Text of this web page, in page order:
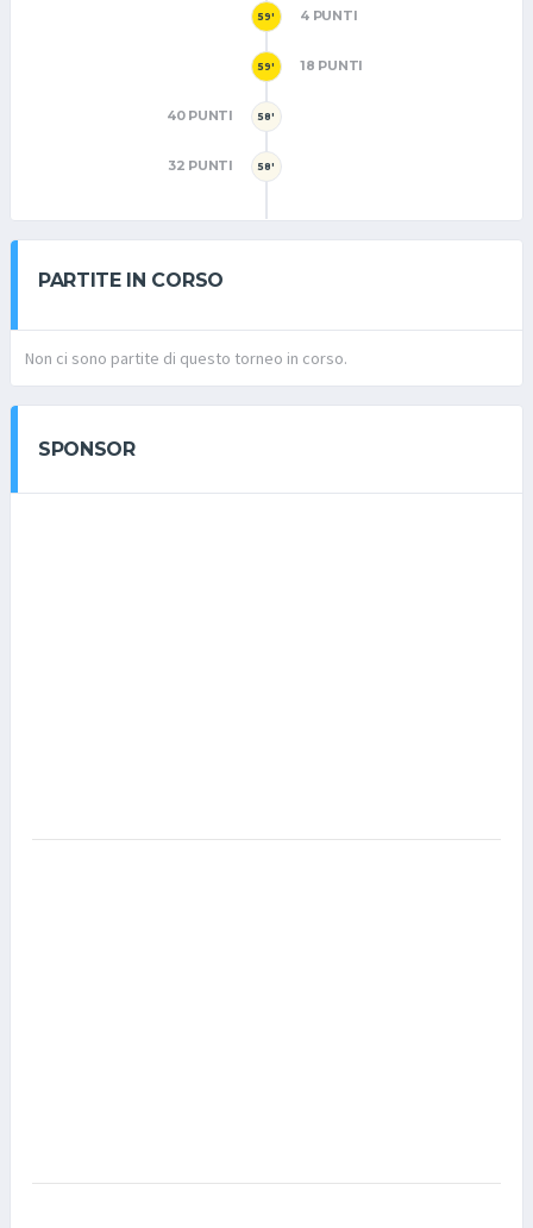
59' 4 PUNTI
59' 18 PUNTI
58'
40 PUNTI
58'
32 PUNTI
PARTITE IN CORSO
Non ci sono partite di questo torneo in corso.
SPONSOR